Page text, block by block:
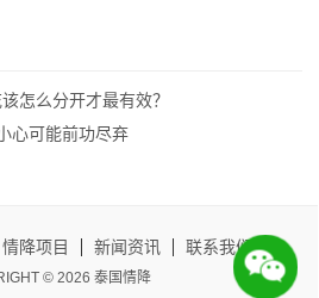
怎么分开才最有效？
心可能前功尽弃
情降项目 新闻资讯 联系我们
© 2026 泰国情降